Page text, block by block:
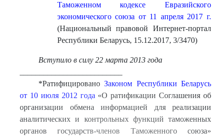
Таможенном кодексе Евразийского
экономического союза от 11 апреля 2017 г.
(Национальный правовой Интернет-портал
Республики Беларусь, 15.12.2017, 3/3470)
Вступило в силу 22 марта 2013 года
*РатифицированоЗаконом Республики Беларусь
от 10 июля 2012 года «О ратификации Соглашения об
организации обмена информацией для реализации
аналитических и контрольных функций таможенных
органов государств-членов Таможенного союза»